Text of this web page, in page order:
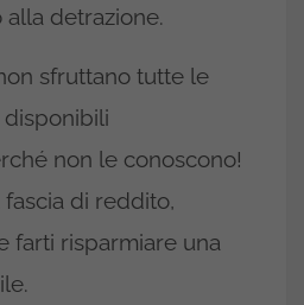
detrazione.
sfruttano tutte le
disponibili
non le conoscono!
di reddito,
farti risparmiare una